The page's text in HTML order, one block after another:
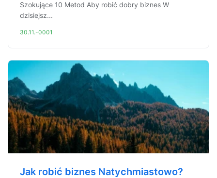
Szokujące 10 Metod Aby robić dobry biznes W
dzisiejsz...
30.11.-0001
Jak robić biznes Natychmiastowo?